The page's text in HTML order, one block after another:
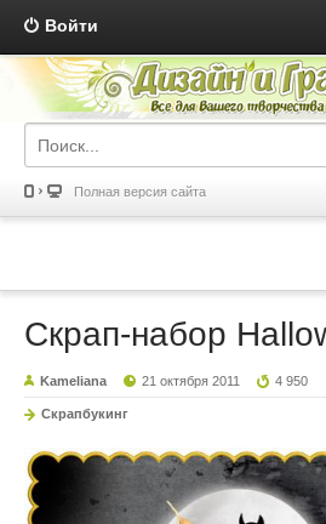
Войти
Полная версия сайта
Скрап-набор
Kameliana 21 октября 2011 4 950
Скрапбукинг